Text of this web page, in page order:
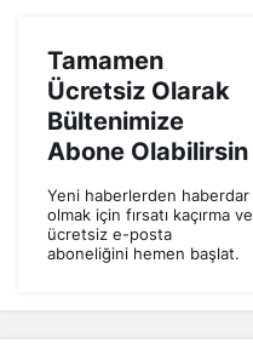
Tamamen
Ücretsiz Olarak
Bültenimize
Abone Olabilirsin
Yeni haberlerden haberdar
olmak için fırsatı kaçırma ve
ücretsiz e-posta
aboneliğini hemen başlat.